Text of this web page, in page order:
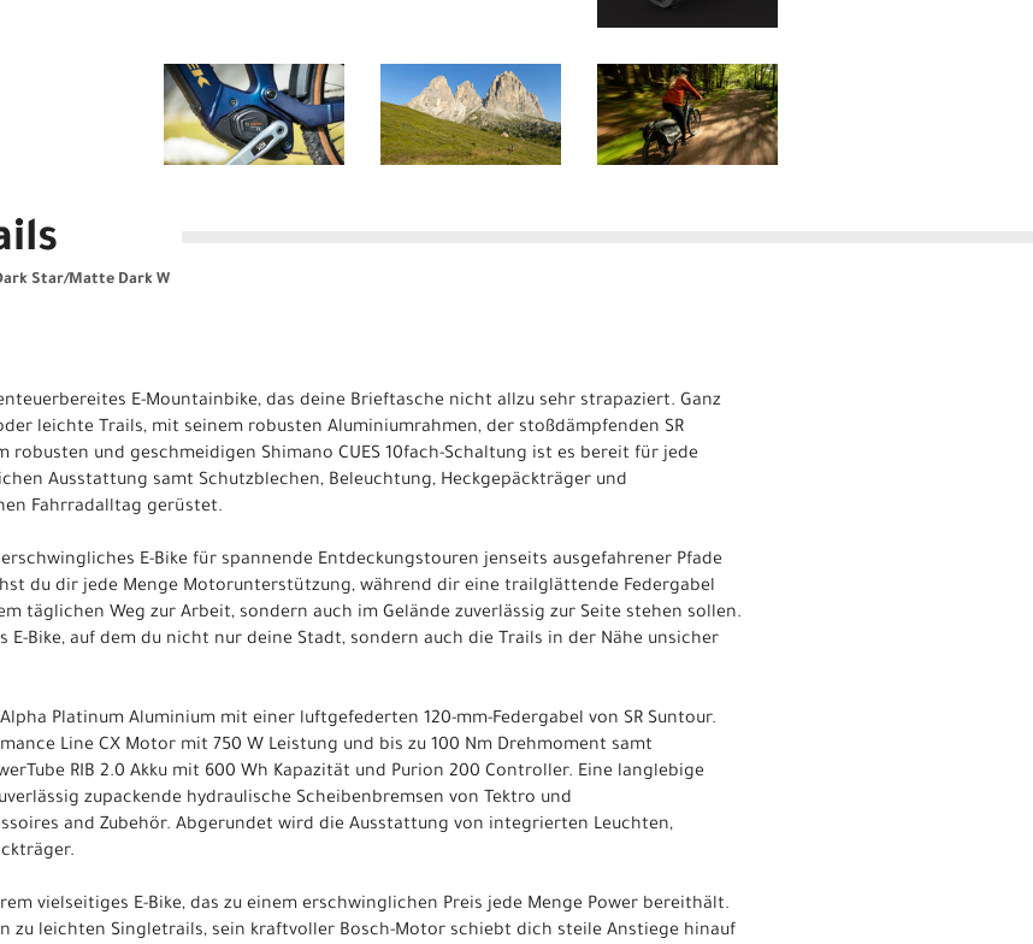
Star/Matte Dark W
E-Mountainbike, das deine Brieftasche nicht allzu sehr strapaziert. Ganz
leichte Trails, mit seinem robusten Aluminiumrahmen, der stoßdämpfenden SR
robusten und geschmeidigen Shimano CUES 10fach-Schaltung ist es bereit für jede
Ausstattung samt Schutzblechen, Beleuchtung, Heckgepäckträger und
Fahrradalltag gerüstet.
E-Bike für spannende Entdeckungstouren jenseits ausgefahrener Pfade
du dir jede Menge Motorunterstützung, während dir eine trailglättende Federgabel
täglichen Weg zur Arbeit, sondern auch im Gelände zuverlässig zur Seite stehen sollen.
E-Bike, auf dem du nicht nur deine Stadt, sondern auch die Trails in der Nähe unsicher
Platinum Aluminium mit einer luftgefederten 120-mm-Federgabel von SR Suntour.
Line CX Motor mit 750 W Leistung und bis zu 100 Nm Drehmoment samt
RIB 2.0 Akku mit 600 Wh Kapazität und Purion 200 Controller. Eine langlebige
zupackende hydraulische Scheibenbremsen von Tektro und
and Zubehör. Abgerundet wird die Ausstattung von integrierten Leuchten,
vielseitiges E-Bike, das zu einem erschwinglichen Preis jede Menge Power bereithält.
zu leichten Singletrails, sein kraftvoller Bosch-Motor schiebt dich steile Anstiege hinauf